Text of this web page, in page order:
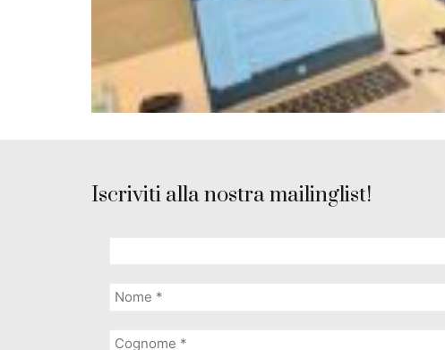
Iscriviti alla nostra mailinglist!